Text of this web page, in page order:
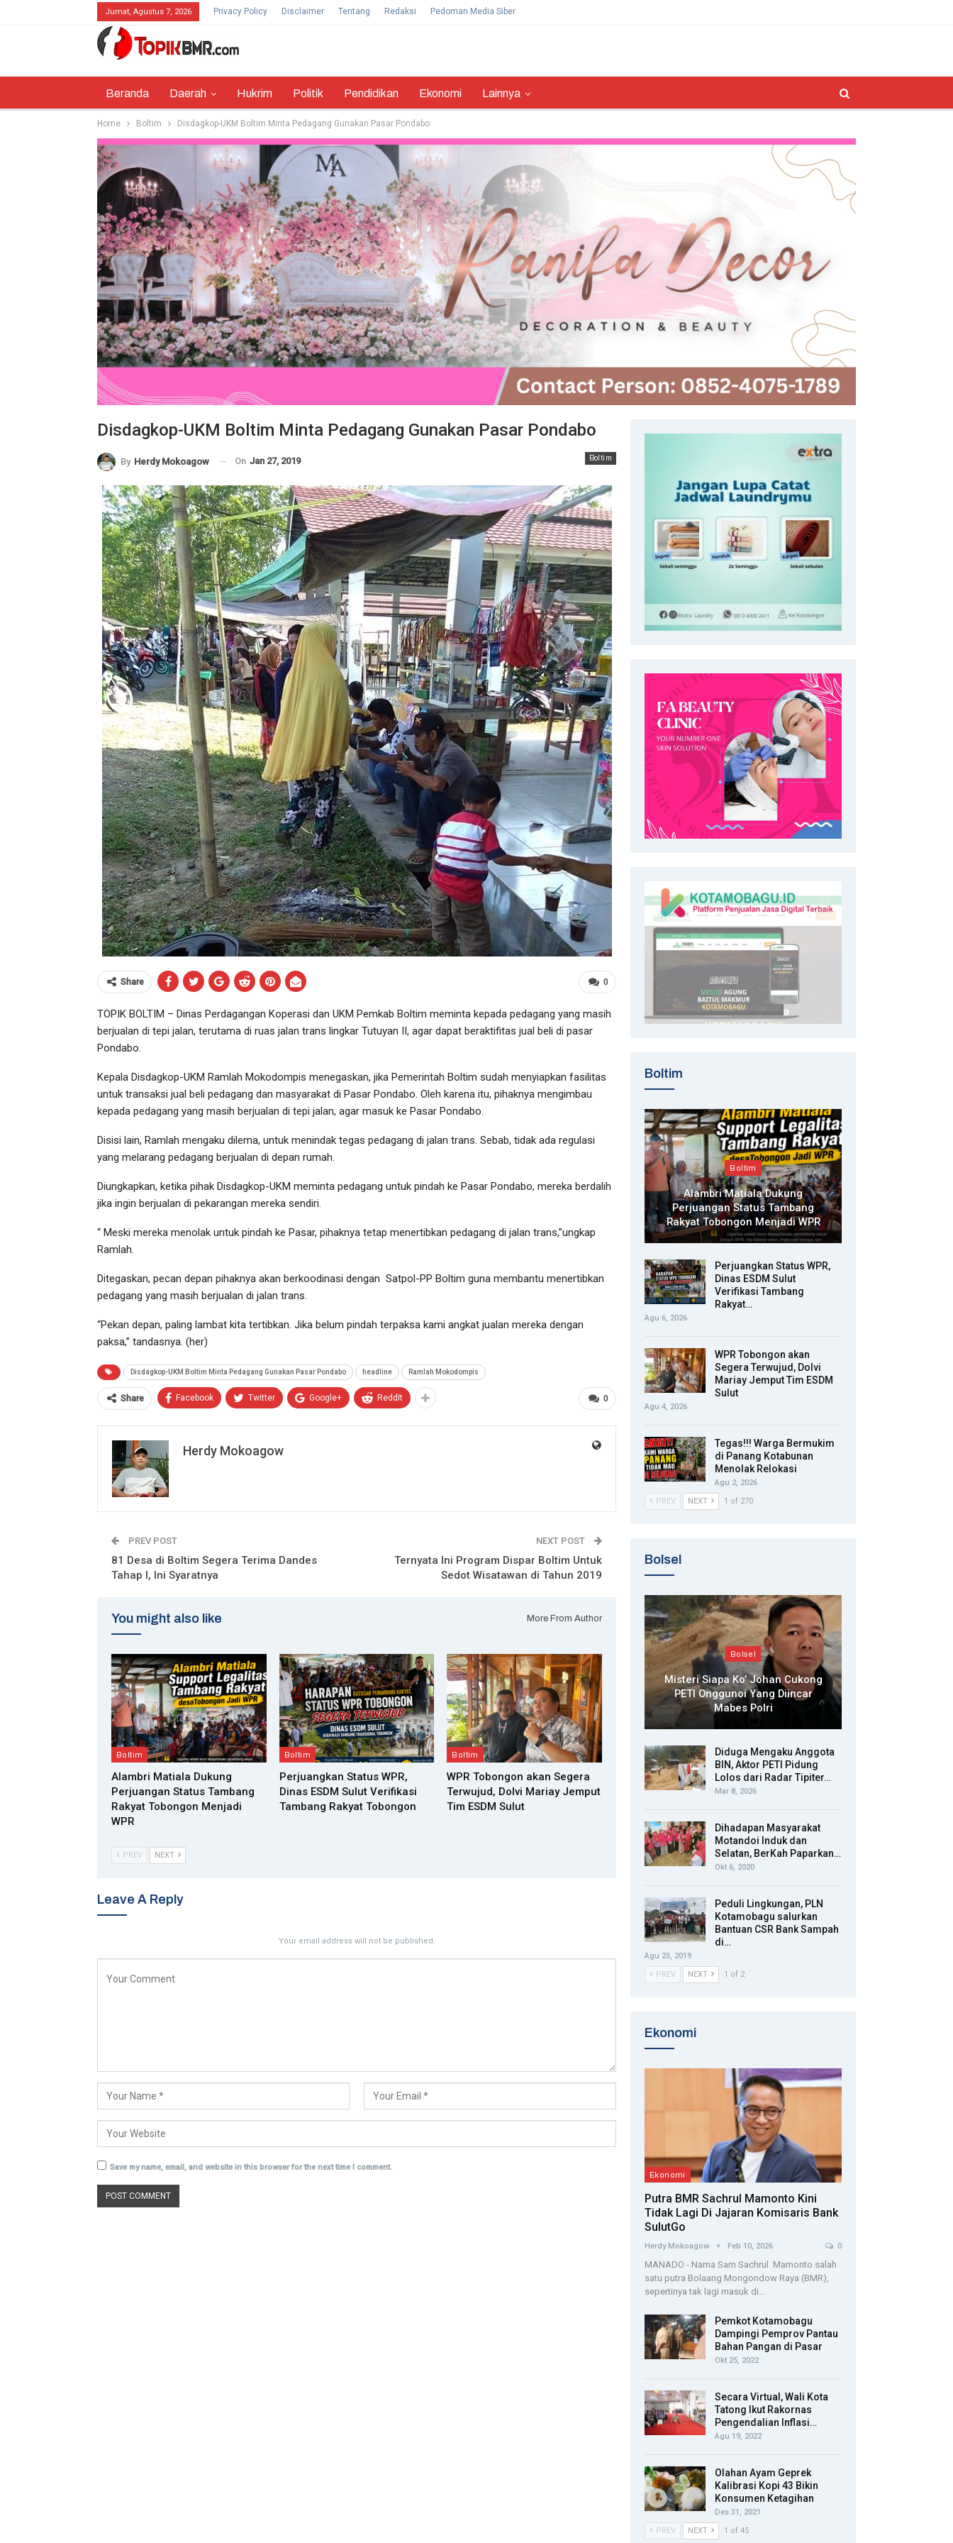
Jumat, Agustus 7, 2026 Privacy Policy Disclaimer Tentang Redaksi Pedoman Media Siber
Beranda Daerah Hukrim Politik Pendidikan Ekonomi Lainnya
Home Boltim Disdagkop-UKM Boltim Minta Pedagang Gunakan Pasar Pondabo
Disdagkop-UKM Boltim Minta Pedagang Gunakan Pasar Pondabo
Boltim
By Herdy Mokoagow On Jan 27, 2019
0
Share
TOPIK BOLTIM – Dinas Perdagangan Koperasi dan UKM Pemkab Boltim meminta kepada pedagang yang masih
berjualan di tepi jalan, terutama di ruas jalan trans lingkar Tutuyan II, agar dapat beraktifitas jual beli di pasar
Pondabo.
Kepala Disdagkop-UKM Ramlah Mokodompis menegaskan, jika Pemerintah Boltim sudah menyiapkan fasilitas
untuk transaksi jual beli pedagang dan masyarakat di Pasar Pondabo. Oleh karena itu, pihaknya mengimbau
kepada pedagang yang masih berjualan di tepi jalan, agar masuk ke Pasar Pondabo.
Disisi lain, Ramlah mengaku dilema, untuk menindak tegas pedagang di jalan trans. Sebab, tidak ada regulasi
yang melarang pedagang berjualan di depan rumah.
Diungkapkan, ketika pihak Disdagkop-UKM meminta pedagang untuk pindah ke Pasar Pondabo, mereka berdalih
jika ingin berjualan di pekarangan mereka sendiri.
“ Meski mereka menolak untuk pindah ke Pasar, pihaknya tetap menertibkan pedagang di jalan trans,”ungkap
Ramlah.
Ditegaskan, pecan depan pihaknya akan berkoodinasi dengan Satpol-PP Boltim guna membantu menertibkan
pedagang yang masih berjualan di jalan trans.
“Pekan depan, paling lambat kita tertibkan. Jika belum pindah terpaksa kami angkat jualan mereka dengan
paksa,” tandasnya. (her)
Disdagkop-UKM Boltim Minta Pedagang Gunakan Pasar Pondabo headline Ramlah Mokodompis
0
Share Facebook Twitter Google+ ReddIt
Herdy Mokoagow
PREV POST
81 Desa di Boltim Segera Terima Dandes
Tahap I, Ini Syaratnya
NEXT POST
Ternyata Ini Program Dispar Boltim Untuk
Sedot Wisatawan di Tahun 2019
You might also like More From Author
Boltim
Alambri Matiala Dukung
Perjuangan Status Tambang
Rakyat Tobongon Menjadi
WPR
Boltim
Perjuangkan Status WPR,
Dinas ESDM Sulut Verifikasi
Tambang Rakyat Tobongon
Boltim
WPR Tobongon akan Segera
Terwujud, Dolvi Mariay Jemput
Tim ESDM Sulut
PREV NEXT
Leave A Reply
Your email address will not be published.
Save my name, email, and website in this browser for the next time I comment.
Boltim
Boltim
Alambri Matiala Dukung
Perjuangan Status Tambang
Rakyat Tobongon Menjadi WPR
Perjuangkan Status WPR,
Dinas ESDM Sulut
Verifikasi Tambang
Rakyat…
Agu 6, 2026
WPR Tobongon akan
Segera Terwujud, Dolvi
Mariay Jemput Tim ESDM
Sulut
Agu 4, 2026
Tegas!!! Warga Bermukim
di Panang Kotabunan
Menolak Relokasi
Agu 2, 2026
PREV
NEXT 1 of 270
Bolsel
Bolsel
Misteri Siapa Ko’ Johan Cukong
PETI Onggunoi Yang Diincar
Mabes Polri
Diduga Mengaku Anggota
BIN, Aktor PETI Pidung
Lolos dari Radar Tipiter…
Mar 8, 2026
Dihadapan Masyarakat
Motandoi Induk dan
Selatan, BerKah Paparkan…
Okt 6, 2020
Peduli Lingkungan, PLN
Kotamobagu salurkan
Bantuan CSR Bank Sampah
di…
Agu 23, 2019
PREV
NEXT 1 of 2
Ekonomi
Ekonomi
Putra BMR Sachrul Mamonto Kini
Tidak Lagi Di Jajaran Komisaris Bank
SulutGo
Herdy Mokoagow Feb 10, 2026 0
MANADO - Nama Sam Sachrul Mamonto salah
satu putra Bolaang Mongondow Raya (BMR),
sepertinya tak lagi masuk di…
Pemkot Kotamobagu
Dampingi Pemprov Pantau
Bahan Pangan di Pasar
Okt 25, 2022
Secara Virtual, Wali Kota
Tatong Ikut Rakornas
Pengendalian Inflasi…
Agu 19, 2022
Olahan Ayam Geprek
Kalibrasi Kopi 43 Bikin
Konsumen Ketagihan
Des 31, 2021
PREV
NEXT 1 of 45